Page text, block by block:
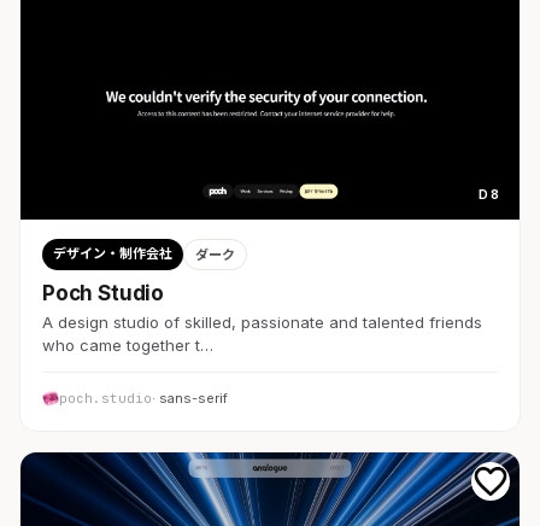
D 8
デザイン・制作会社 ダーク
Poch Studio
A design studio of skilled, passionate and talented friends
who came together t…
poch.studio· sans-serif